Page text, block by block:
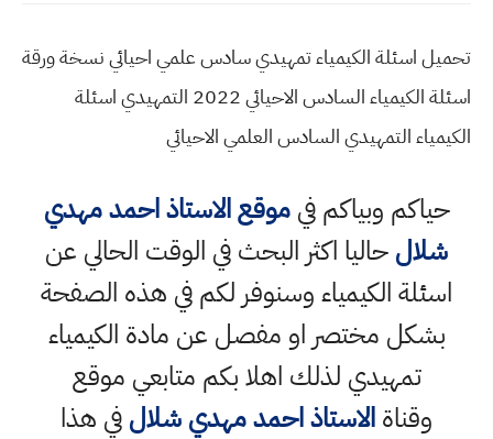
تحميل اسئلة الكيمياء تمهيدي سادس علمي احيائي نسخة ورقة
اسئلة الكيمياء السادس الاحيائي 2022 التمهيدي اسئلة
الكيمياء التمهيدي السادس العلمي الاحيائي
حياكم وبياكم فيموقع الاستاذ احمد مهدي
شلالحاليا اكثر البحث في الوقت الحالي عن
اسئلة الكيمياء وسنوفر لكم في هذه الصفحة
بشكل مختصر او مفصل عن مادة الكيمياء
تمهيدي لذلك اهلا بكم متابعي موقع
وقناةالاستاذ احمد مهدي شلالفي هذا